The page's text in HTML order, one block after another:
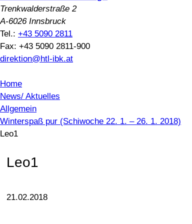
Trenkwalderstraße 2
A-6026 Innsbruck
Tel.: +43 5090 2811
Fax: +43 5090 2811-900
direktion@htl-ibk.at
Home
News/ Aktuelles
Allgemein
Winterspaß pur (Schiwoche 22. 1. – 26. 1. 2018)
Leo1
Leo1
21.02.2018